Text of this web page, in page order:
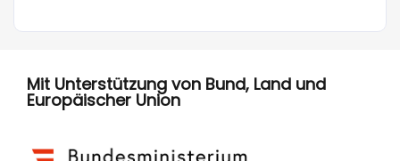
Mit Unterstützung von Bund, Land und
Europäischer Union